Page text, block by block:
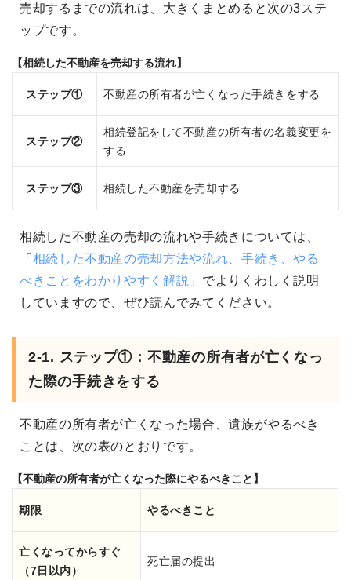
売却するまでの流れは、大きくまとめると次の3ステ
ップです。
【相続した不動産を売却する流れ】
ステップ① 不動産の所有者が亡くなった手続きをする
ステップ②
相続登記をして不動産の所有者の名義変更を
する
ステップ③ 相続した不動産を売却する
相続した不動産の売却の流れや手続きについては、
「 相続した不動産の売却方法や流れ、手続き、やる
べきことをわかりやすく解説 」でよりくわしく説明
していますので、ぜひ読んでみてください。
2-1. ステップ①：不動産の所有者が亡くなっ
た際の手続きをする
不動産の所有者が亡くなった場合、遺族がやるべき
ことは、次の表のとおりです。
【不動産の所有者が亡くなった際にやるべきこと】
期限 やるべきこと
亡くなってからすぐ
（7日以内）
死亡届の提出